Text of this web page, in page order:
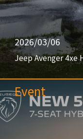
2026/03/06
Jeep Avenger 4xe
Event